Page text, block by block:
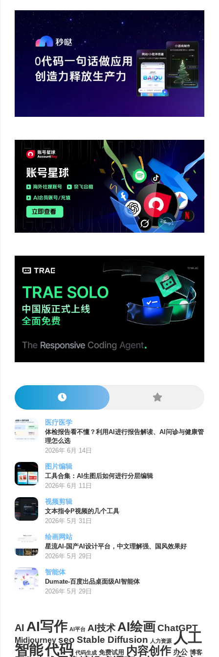
医疗医学
体检报告看不懂？利用AI进行报告解读、AI问诊与健康管
理怎么选
2026年 6月 14日
图片编辑
工具合集：AI生图后如何进行分层编辑
2026年 6月 11日
视频剪辑
文本指令P视频的几个工具
2026年 5月 31日
绘画网站
星流AI-国产AI设计平台，中文理解强、国风效果好
2026年 5月 29日
智能体
Dumate-百度出品桌面级AI智能体
2026年 5月 29日
AI AI写作 AI平台 AI技术AI绘画ChatGPT
Midjourney seo Stable Diffusion 人力资源 人工
智能代码 代码生成 免费试用 内容创作 办公 博客